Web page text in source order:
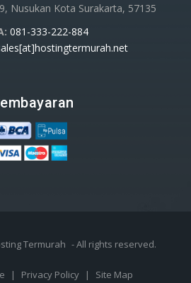
Nusukan Kota Surakarta, 57135
081-333-222-884
Termurah - All rights reserved.
| Privacy Policy | Site Map